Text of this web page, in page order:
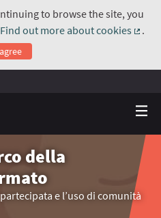
to browse the site, you
Find out more about cookies
.
della
e l’uso di comunità